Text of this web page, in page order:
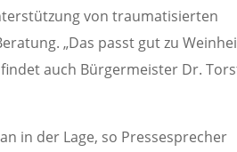
von traumatisierten
„Das passt gut zu
auch Bürgermeister Dr.
in der Lage, so Pressesprecher